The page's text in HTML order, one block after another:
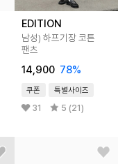
EDITION
남성) 하프기장 코튼
팬츠
14,900 78%
쿠폰 특별사이즈
31 5 (21)